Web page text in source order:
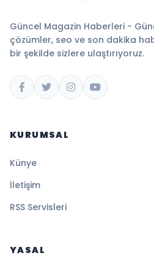
Güncel Magazin Haberleri -
çözümler, seo ve son dakika
bir şekilde sizlere ulaştırıyoruz.
KURUMSAL
Künye
İletişim
RSS Servisleri
YASAL